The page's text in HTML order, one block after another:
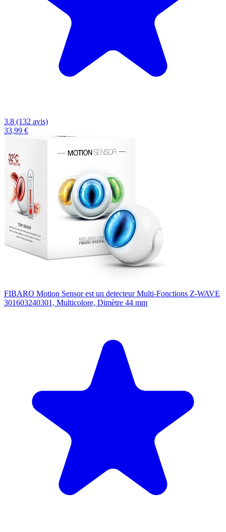
3.8 (132 avis)
33,99 €
FIBARO Motion Sensor est un detecteur Multi-Fonctions Z-WAVE
301603240301, Multicolore, Dimètre 44 mm